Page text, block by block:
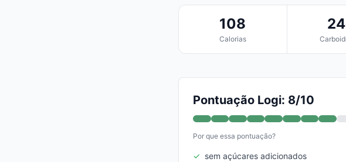
108
Calorias
Pontuação Logi: 8/10
Por que essa pontuação?
✓ sem açúcares adicionados